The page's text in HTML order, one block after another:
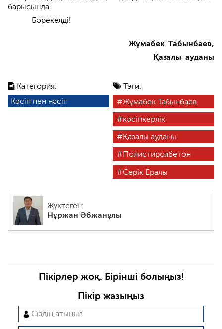
Категория:
Кәсіп пен нәсіп
Тэги:
Жұмабек Табынбаев
кәсіпкерлік
Қазалы ауданы
Полистиролбетон
Серік Ералы
Жүктеген:
Нұржан Әбжанұлы
барысында.
Бәрекелді!
Жұмабек Табынбаев,
Қазалы ауданы
Пікірлер жоқ. Бірінші болыңыз!
Пікір жазыңыз